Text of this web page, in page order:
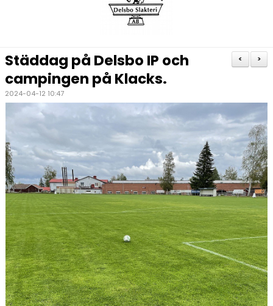
MATCHER
WEBSHOP
STÖTTA DIF
KONTAKT
>
<
Städdag på Delsbo IP och
campingen på Klacks.
2024-04-12 10:47